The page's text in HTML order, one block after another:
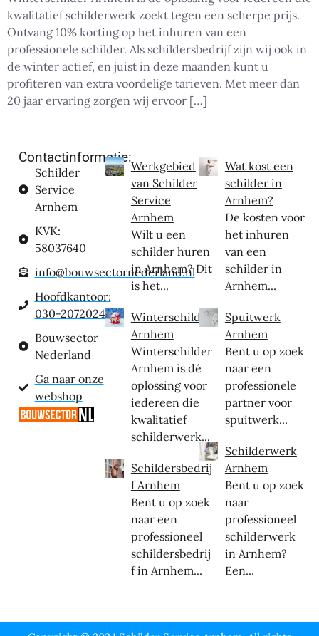
kwalitatief schilderwerk zoekt tegen een scherpe prijs.
Ontvang 10% korting op het inhuren van een
professionele schilder. Als schildersbedrijf zijn wij ook in
de winter actief, en juist in deze maanden kunt u
profiteren van extra voordelige tarieven. Met meer dan
20 jaar ervaring zorgen wij ervoor […]
Contactinformatie:
Schilder
Service
Arnhem
KVK:
58037640
info@bouwsectornederland.nl
Hoofdkantoor:
030-2072024
Bouwsector
Nederland
Ga naar onze
webshop
Werkgebied
van Schilder
Service
Arnhem
Wilt u een
schilder huren
in Arnhem? Dit
is het...
Winterschilder
Arnhem
Winterschilder
Arnhem is dé
oplossing voor
iedereen die
kwalitatief
schilderwerk...
Schildersbedrij
f Arnhem
Bent u op zoek
naar een
professioneel
schildersbedrij
f in Arnhem...
Wat kost een
schilder in
Arnhem?
De kosten voor
het inhuren
van een
schilder in
Arnhem...
Spuitwerk
Arnhem
Bent u op zoek
naar een
professionele
partner voor
spuitwerk...
Schilderwerk
Arnhem
Bent u op zoek
naar
professioneel
schilderwerk
in Arnhem?
Een...